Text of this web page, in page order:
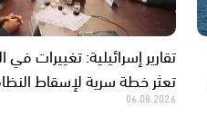
تقارير إسرائيلية: تغييرات
تعثر خطة سرية لإسقاط
06.08.2026